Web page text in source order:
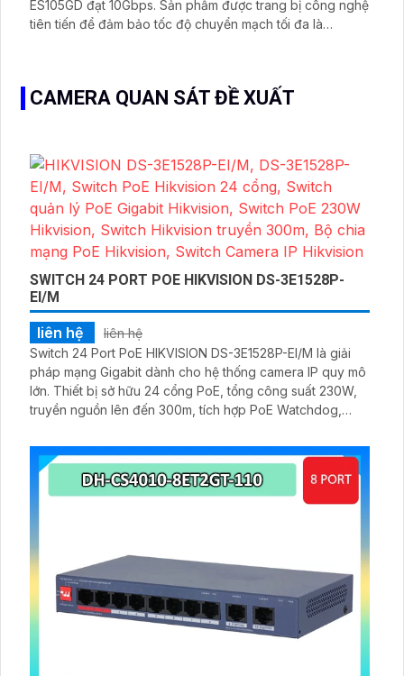
ES105GD đạt 10Gbps. Sản phẩm được trang bị công nghệ
tiên tiến để đảm bảo tốc độ chuyển mạch tối đa là
CAMERA QUAN SÁT ĐỀ XUẤT
SWITCH 24 PORT POE HIKVISION DS-3E1528P-
EI/M
liên hệ
liên hệ
Switch 24 Port PoE HIKVISION DS-3E1528P-EI/M là giải
pháp mạng Gigabit dành cho hệ thống camera IP quy mô
lớn. Thiết bị sở hữu 24 cổng PoE, tổng công suất 230W,
truyền nguồn lên đến 300m, tích hợp PoE Watchdog,
hệ thống vận hành ổn định